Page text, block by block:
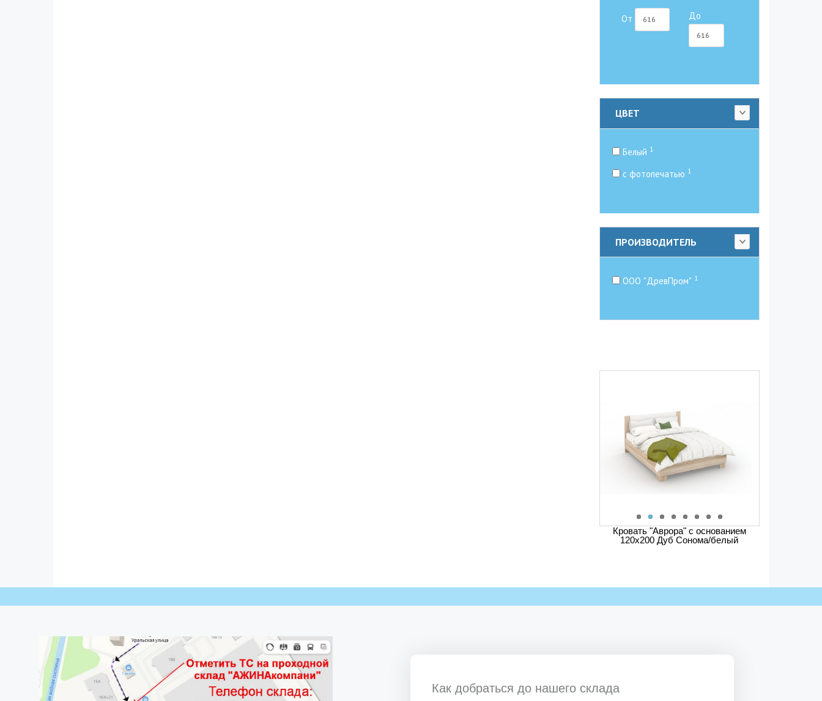
От До
ЦВЕТ
Белый 1
с фотопечатью 1
ПРОИЗВОДИТЕЛЬ
ООО "ДревПром" 1
Кровать "Аврора" с основанием
120х200 Дуб Сонома/белый
Как добраться до нашего склада